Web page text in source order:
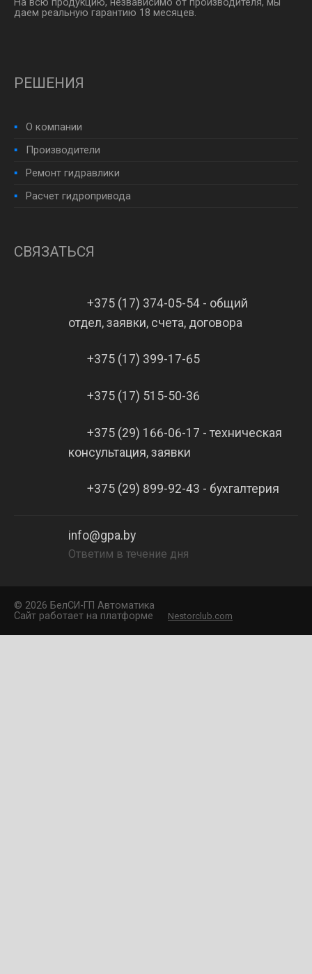
На всю продукцию, незвависимо от производителя, мы
даем реальную гарантию 18 месяцев.
РЕШЕНИЯ
О компании
Производители
Ремонт гидравлики
Расчет гидропривода
СВЯЗАТЬСЯ
+375 (17) 374-05-54 - общий
отдел, заявки, счета, договора
+375 (17) 399-17-65
+375 (17) 515-50-36
+375 (29) 166-06-17 - техническая
консультация, заявки
+375 (29) 899-92-43 - бухгалтерия
info@gpa.by
Ответим в течение дня
© 2026 БелCИ-ГП Автоматика
Сайт работает на платформе
Nestorclub.com